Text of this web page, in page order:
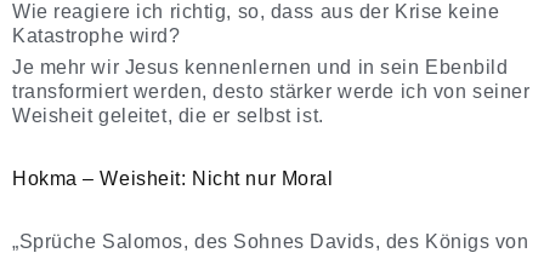
Wie reagiere ich richtig, so, dass aus der Krise keine
Katastrophe wird?
Je mehr wir Jesus kennenlernen und in sein Ebenbild
transformiert werden, desto stärker werde ich von seiner
Weisheit geleitet, die er selbst ist.
Hokma – Weisheit: Nicht nur Moral
„Sprüche Salomos, des Sohnes Davids, des Königs von